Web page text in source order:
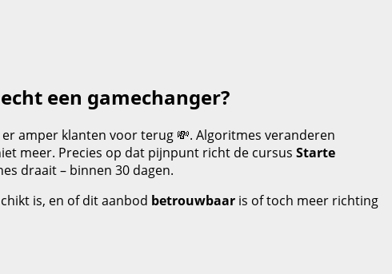
een gamechanger?
amper klanten voor terug 💸. Algoritmes veranderen
meer. Precies op dat pijnpunt richt de cursus Starte
draait – binnen 30 dagen.
is, en of dit aanbod betrouwbaar is of toch meer richting